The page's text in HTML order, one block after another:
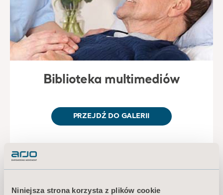
Niniejsza strona korzysta z plików cookie
Biblioteka multimediów
PRZEJDŹ DO GALERII